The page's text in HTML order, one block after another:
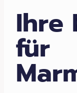
Ihre
für